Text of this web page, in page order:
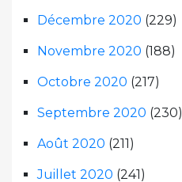
Décembre 2020 (229)
Novembre 2020 (188)
Octobre 2020 (217)
Septembre 2020 (230)
Août 2020 (211)
Juillet 2020 (241)